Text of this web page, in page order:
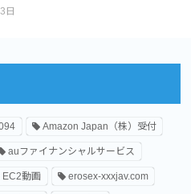
日
Amazon Japan（株）受付
auファイナンシャルサービス
EC2動画 erosex-xxxjav.com